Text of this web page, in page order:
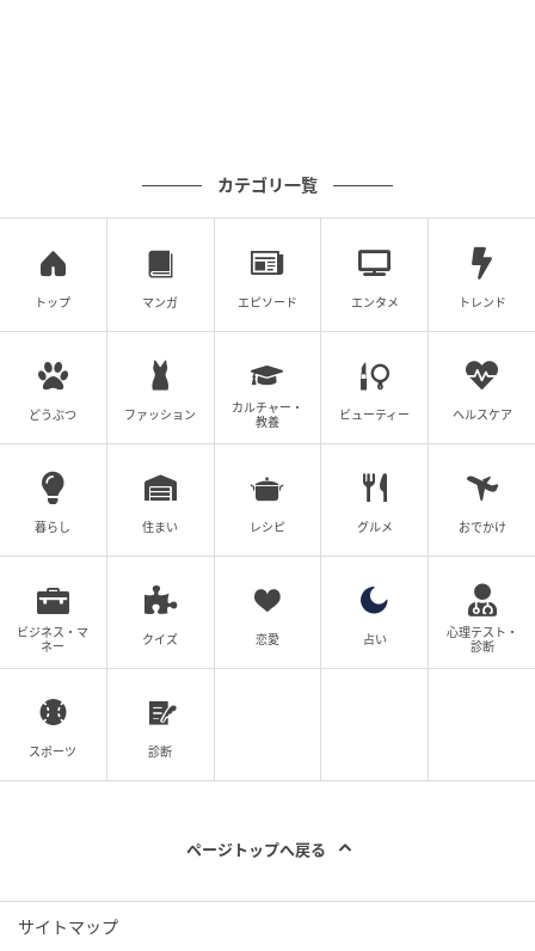
カテゴリ一覧
トップ マンガ エピソード エンタメ トレンド
どうぶつ ファッション
カルチャー・
教養
ビューティー ヘルスケア
暮らし 住まい レシピ グルメ おでかけ
ビジネス・マ
ネー
クイズ 恋愛 占い
心理テスト・
診断
スポーツ 診断
ページトップへ戻る
サイトマップ